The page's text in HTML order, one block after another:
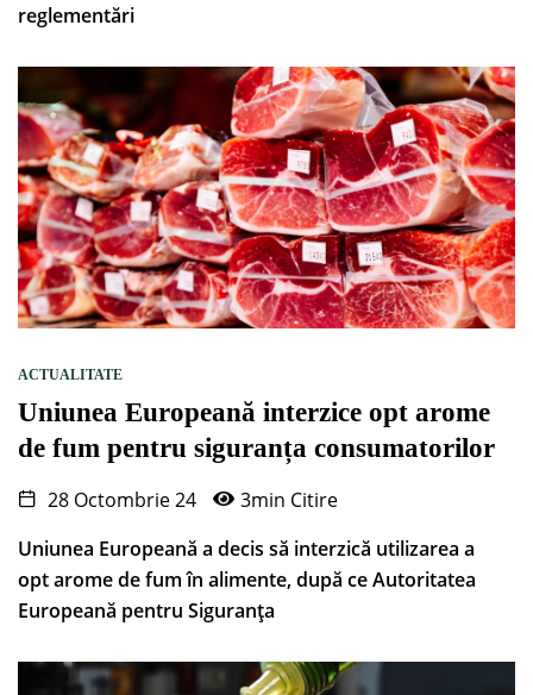
reglementări
ACTUALITATE
Uniunea Europeană interzice opt arome
de fum pentru siguranța consumatorilor
28 Octombrie 24
3min Citire
Uniunea Europeană a decis să interzică utilizarea a
opt arome de fum în alimente, după ce Autoritatea
Europeană pentru Siguranța